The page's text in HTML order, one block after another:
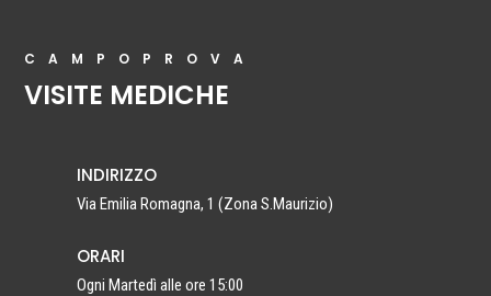
CAMPOPROVA
VISITE MEDICHE
INDIRIZZO
Via Emilia Romagna, 1 (Zona S.Maurizio)
ORARI
Ogni Martedì alle ore 15:00